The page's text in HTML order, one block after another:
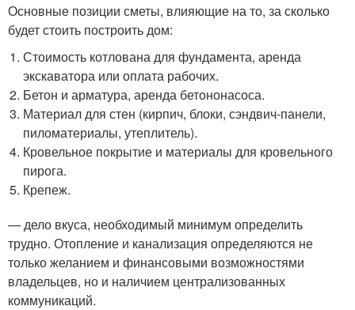
Основные позиции сметы, влияющие на то, за сколько
будет стоить построить дом:
Стоимость котлована для фундамента, аренда
экскаватора или оплата рабочих.
Бетон и арматура, аренда бетононасоса.
Материал для стен (кирпич, блоки, сэндвич-панели,
пиломатериалы, утеплитель).
Кровельное покрытие и материалы для кровельного
пирога.
Крепеж.
— дело вкуса, необходимый минимум определить
трудно. Отопление и канализация определяются не
только желанием и финансовыми возможностями
владельцев, но и наличием централизованных
коммуникаций.